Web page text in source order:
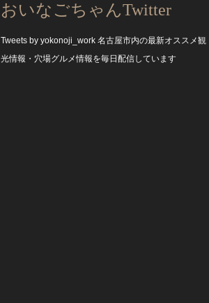
おいなごちゃんTwitter
Tweets by yokonoji_work 名古屋市内の最新オススメ観
光情報・穴場グルメ情報を毎日配信しています